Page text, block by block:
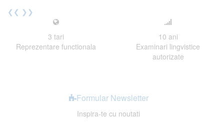
❮❮ ❯❯
3 tari
Reprezentare functionala
10 ani
Examinari lingvistice
autorizate
Formular Newsletter
Inspira-te cu noutati